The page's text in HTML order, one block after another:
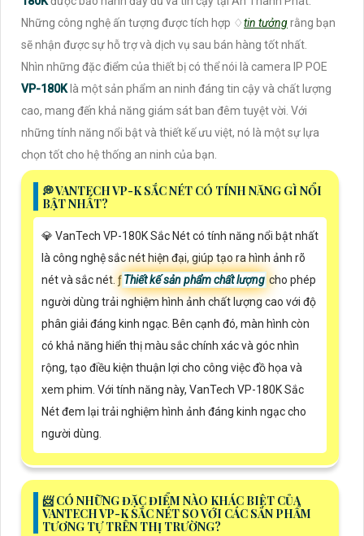
Những công nghệ ấn tượng được tích hợp ♢tin tưởngrằng bạn
sẽ nhận được sự hỗ trợ và dịch vụ sau bán hàng tốt nhất.
Nhìn những đặc điểm của thiết bị có thể nói là camera IP POE
VP-180K là một sản phẩm an ninh đáng tin cậy và chất lượng
cao, mang đến khả năng giám sát ban đêm tuyệt vời. Với
những tính năng nổi bật và thiết kế ưu việt, nó là một sự lựa
chọn tốt cho hệ thống an ninh của bạn.
️💭 VANTECH VP-K SẮC NÉT CÓ TÍNH NĂNG GÌ NỔI
BẬT NHẤT?
💎 VanTech VP-180K Sắc Nét có tính năng nổi bật nhất
là công nghệ sắc nét hiện đại, giúp tạo ra hình ảnh rõ
nét và sắc nét. ƒThiết kế sản phẩm chất lượng cho phép
người dùng trải nghiệm hình ảnh chất lượng cao với độ
phân giải đáng kinh ngạc. Bên cạnh đó, màn hình còn
có khả năng hiển thị màu sắc chính xác và góc nhìn
rộng, tạo điều kiện thuận lợi cho công việc đồ họa và
xem phim. Với tính năng này, VanTech VP-180K Sắc
Nét đem lại trải nghiệm hình ảnh đáng kinh ngạc cho
người dùng.
📨 CÓ NHỮNG ĐẶC ĐIỂM NÀO KHÁC BIỆT CỦA
VANTECH VP-K SẮC NÉT SO VỚI CÁC SẢN PHẨM
TƯƠNG TỰ TRÊN THỊ TRƯỜNG?